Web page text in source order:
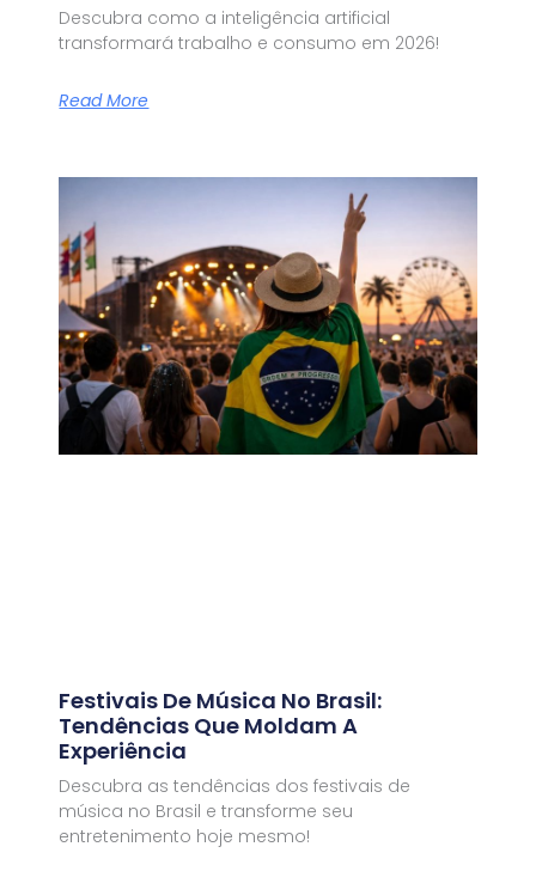
Descubra como a inteligência artificial
transformará trabalho e consumo em 2026!
Read More
Festivais De Música No Brasil:
Tendências Que Moldam A
Experiência
Descubra as tendências dos festivais de
música no Brasil e transforme seu
entretenimento hoje mesmo!